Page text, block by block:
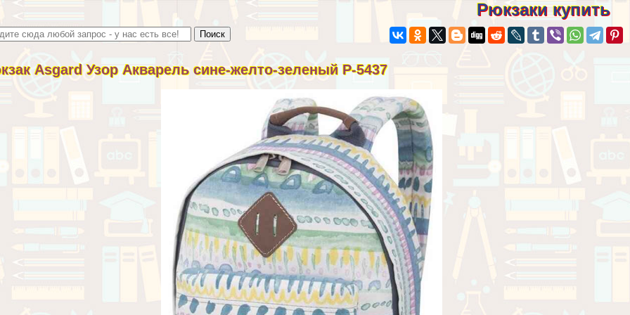
Рюкзаки купить
Asgard Узор Акварель сине-желто-зеленый Р-5437